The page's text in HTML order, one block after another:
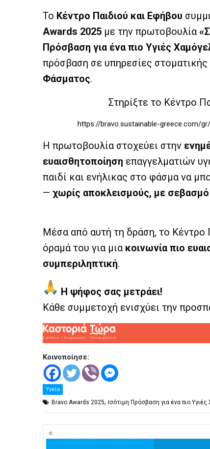
Το Κέντρο Παιδιού και Εφήβου
Awards 2025 με την πρωτοβουλία
Πρόσβαση για ένα πιο Υγιές
πρόσβαση σε υπηρεσίες στοματικής
Φάσματος.
Στηρίξτε το Κέντρο
https://bravo.sustainable-greece.com/
Η πρωτοβουλία στοχεύει στην
ευαισθητοποίηση επαγγελματιών
παιδί και ενήλικας στο φάσμα να
— χωρίς αποκλεισμούς, με σεβασμό
Μέσα από αυτή τη δράση, το Κέντρο
όραμά του για μια κοινωνία πιο
συμπεριληπτική.
Η ψήφος σας μετράει!
Κάθε συμμετοχή ενισχύει την
Κοινοποίησε:
Υγεία
Bravo Awards 2025, Ισότιμη Πρόσβαση για ένα πιο
Πλοήγηση
άρθρων